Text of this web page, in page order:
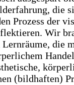
die
Prozess der
Wir
die
(bildhaften)